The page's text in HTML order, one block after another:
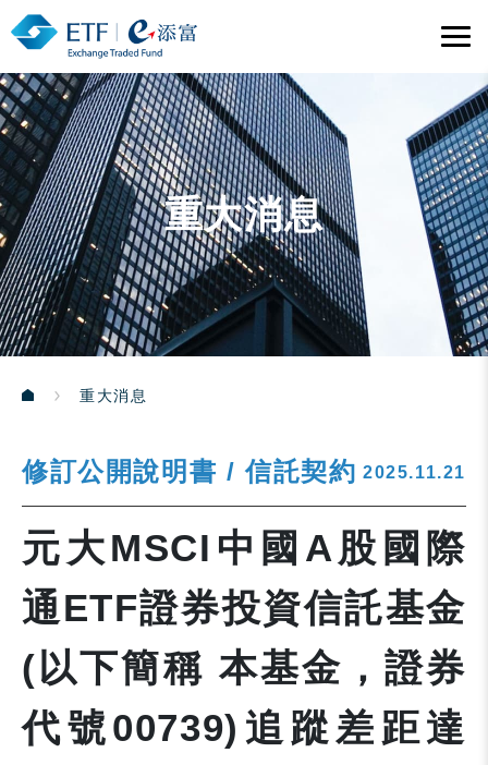
重大消息
重大消息
修訂公開說明書 / 信託契約 2025.11.21
元大MSCI中國A股國際
通ETF證券投資信託基金
(以下簡稱 本基金，證券
代號00739)追蹤差距達